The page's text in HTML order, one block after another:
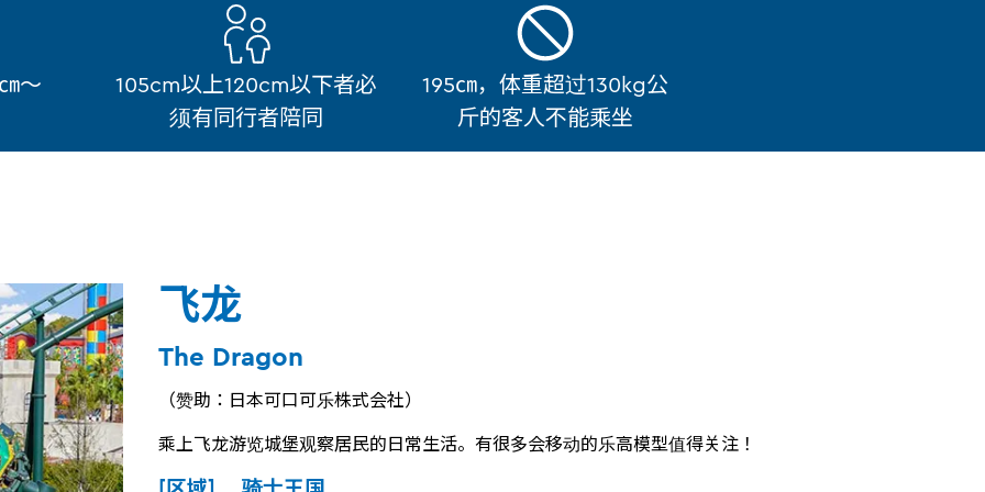
～
105cm以上120cm以下者必
须有同行者陪同
195㎝，体重超过130kg公
斤的客人不能乘坐
飞龙
The Dragon
（赞助：日本可口可乐株式会社）
乘上飞龙游览城堡观察居民的日常生活。有很多会移动的乐高模型值得关注！